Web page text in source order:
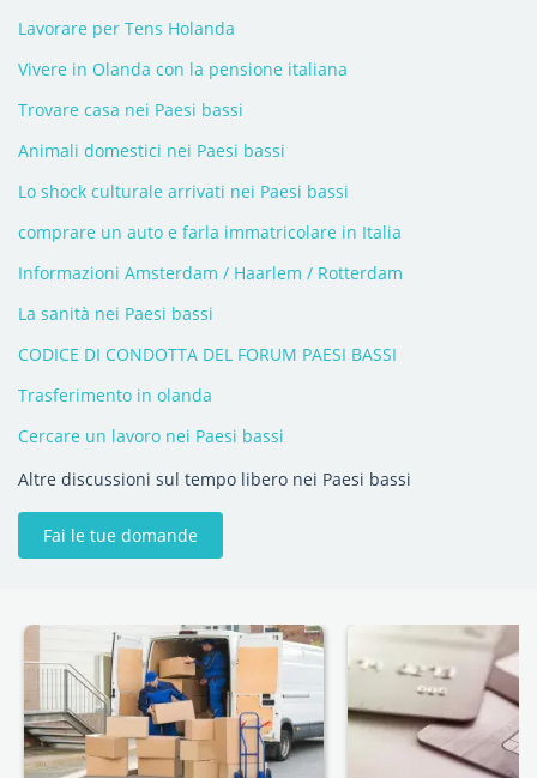
Lavorare per Tens Holanda
Vivere in Olanda con la pensione italiana
Trovare casa nei Paesi bassi
Animali domestici nei Paesi bassi
Lo shock culturale arrivati nei Paesi bassi
comprare un auto e farla immatricolare in Italia
Informazioni Amsterdam / Haarlem / Rotterdam
La sanità nei Paesi bassi
CODICE DI CONDOTTA DEL FORUM PAESI BASSI
Trasferimento in olanda
Cercare un lavoro nei Paesi bassi
Altre discussioni sul tempo libero nei Paesi bassi
Fai le tue domande